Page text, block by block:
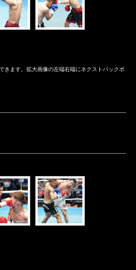
きます。拡大画像の左端右端にネクストバックボ